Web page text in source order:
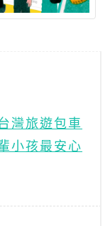
灣旅遊包車
小孩最安心